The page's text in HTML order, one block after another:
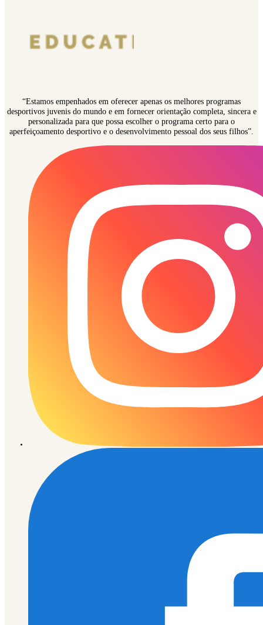
“Estamos empenhados em oferecer apenas os melhores programas
desportivos juvenis do mundo e em fornecer orientação completa, sincera e
personalizada para que possa escolher o programa certo para o
aperfeiçoamento desportivo e o desenvolvimento pessoal dos seus filhos”.